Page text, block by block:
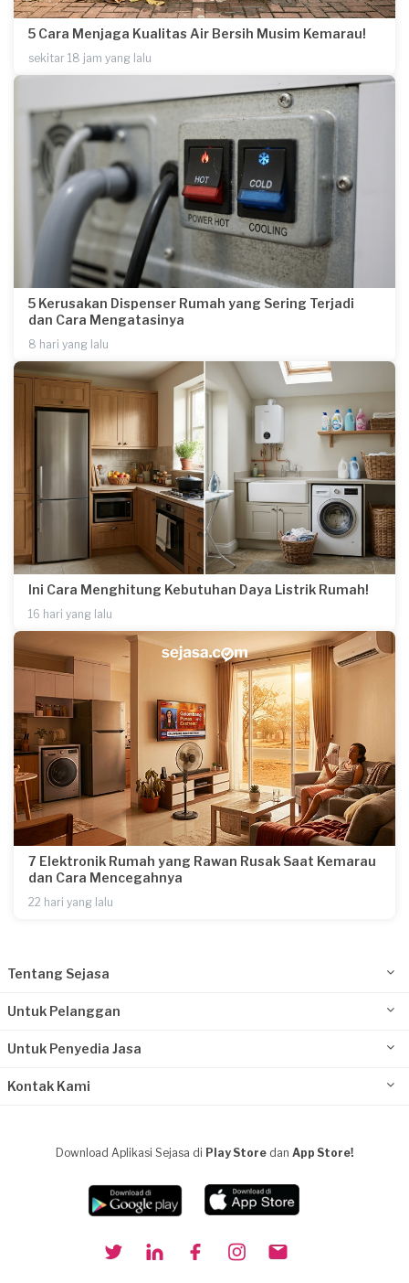
5 Cara Menjaga Kualitas Air Bersih Musim Kemarau!
sekitar 18 jam yang lalu
5 Kerusakan Dispenser Rumah yang Sering Terjadi
dan Cara Mengatasinya
8 hari yang lalu
Ini Cara Menghitung Kebutuhan Daya Listrik Rumah!
16 hari yang lalu
7 Elektronik Rumah yang Rawan Rusak Saat Kemarau
dan Cara Mencegahnya
22 hari yang lalu
Tentang Sejasa
Untuk Pelanggan
Untuk Penyedia Jasa
Kontak Kami
Download Aplikasi Sejasa di Play Store dan App Store!